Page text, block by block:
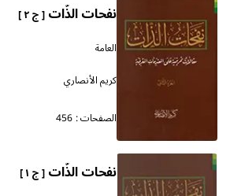
نفحات الذّات[ ج ٢ ]
العامة
كريم الأنصاري
الصفحات : 456
نفحات الذّات[ ج ١ ]